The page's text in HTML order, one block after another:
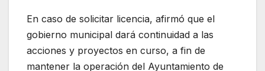
En caso de solicitar licencia, afirmó que el
gobierno municipal dará continuidad a las
acciones y proyectos en curso, a fin de
mantener la operación del Ayuntamiento de